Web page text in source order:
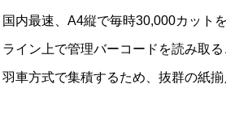
国内最速、A4縦で毎時30,000カットを
ライン上で管理バーコードを読み取
羽車方式で集積するため、抜群の紙揃